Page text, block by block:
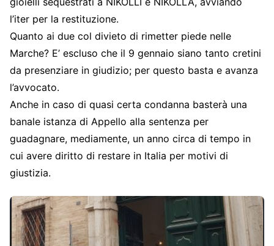
l’iter per la restituzione.
Quanto ai due col divieto di rimetter piede nelle
Marche? E’ escluso che il 9 gennaio siano tanto cretini
da presenziare in giudizio; per questo basta e avanza
l’avvocato.
Anche in caso di quasi certa condanna basterà una
banale istanza di Appello alla sentenza per
guadagnare, mediamente, un anno circa di tempo in
cui avere diritto di restare in Italia per motivi di
giustizia.